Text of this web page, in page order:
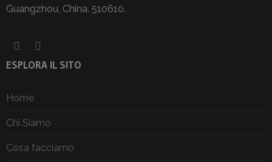
Guangzhou, China. 510610.
ESPLORA IL SITO
Home
Chi Siamo
Cosa facciamo